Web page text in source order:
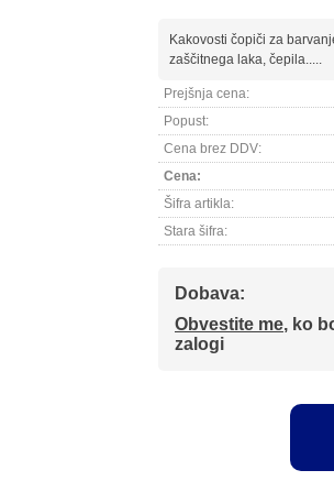
Kakovosti čopiči za
zaščitnega laka, čepila.....
Prejšnja cena:
Popust:
Cena brez DDV:
Cena:
Šifra artikla:
Stara šifra:
Dobava:
Obvestite me, ko
zalogi